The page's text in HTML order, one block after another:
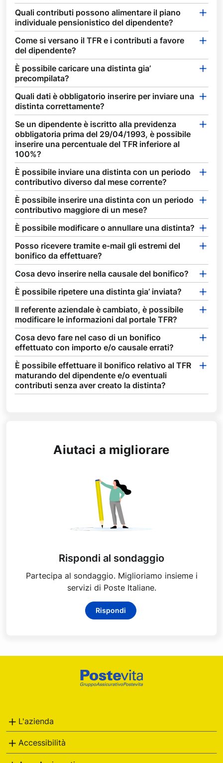
Quali contributi possono alimentare il piano
individuale pensionistico del dipendente?
Come si versano il TFR e i contributi a favore
del dipendente?
È possibile caricare una distinta gia’
precompilata?
Quali dati è obbligatorio inserire per inviare una
distinta correttamente?
Se un dipendente è iscritto alla previdenza
obbligatoria prima del 29/04/1993, è possibile
inserire una percentuale del TFR inferiore al
100%?
È possibile inviare una distinta con un periodo
contributivo diverso dal mese corrente?
È possibile inserire una distinta con un periodo
contributivo maggiore di un mese?
È possibile modificare o annullare una distinta?
Posso ricevere tramite e-mail gli estremi del
bonifico da effettuare?
Cosa devo inserire nella causale del bonifico?
È possibile ripetere una distinta gia’ inviata?
Il referente aziendale è cambiato, è possibile
modificare le informazioni dal portale TFR?
Cosa devo fare nel caso di un bonifico
effettuato con importo e/o causale errati?
È possibile effettuare il bonifico relativo al TFR
maturando del dipendente e/o eventuali
contributi senza aver creato la distinta?
Aiutaci a migliorare
Rispondi al sondaggio
Partecipa al sondaggio. Miglioriamo insieme i
servizi di Poste Italiane.
Rispondi
L'azienda
Accessibilità